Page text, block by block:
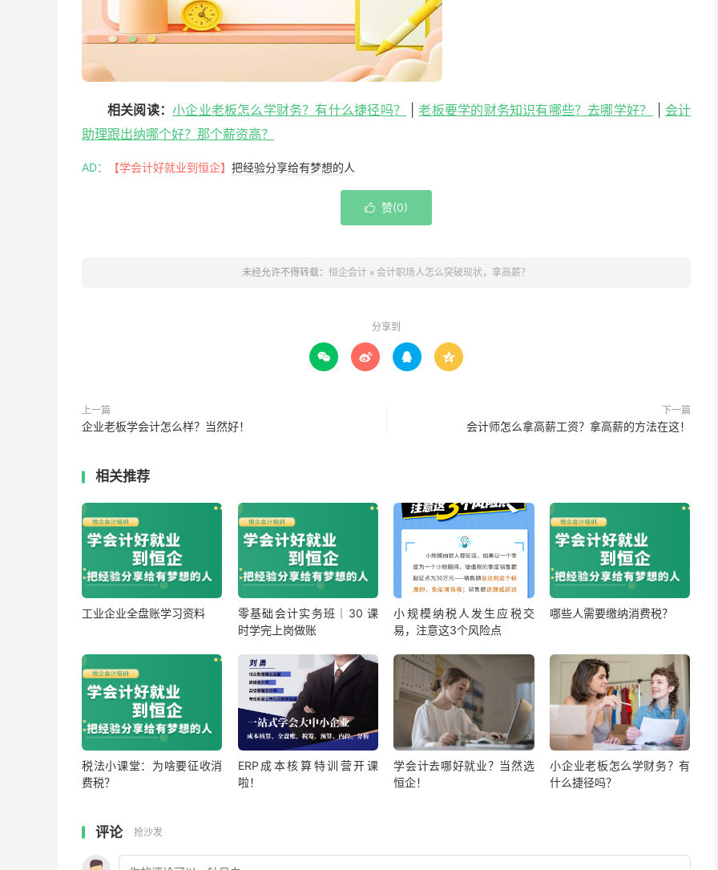
相关阅读：小企业老板怎么学财务？有什么捷径吗？ |老板要学的财务知识有哪些？去哪学好？
会计
助理跟出纳哪个好？那个薪资高？
AD： 【学会计好就业到恒企】 把经验分享给有梦想的人
 赞(0)
未经允许不得转载： 恒企会计 » 会计职场人怎么突破现状，拿高薪？
分享到
   
上一篇
企业老板学会计怎么样？当然好！
下一篇
会计师怎么拿高薪工资？拿高薪的方法在这！
相关推荐
工业企业全盘账学习资料
零基础会计实务班｜30 课
时学完上岗做账
小规模纳税人发生应税交
易，注意这3个风险点
哪些人需要缴纳消费税？
税法小课堂：为啥要征收消
费税？
ERP成本核算特训营开课
啦！
学会计去哪好就业？当然选
恒企！
小企业老板怎么学财务？有
什么捷径吗？
评论 抢沙发